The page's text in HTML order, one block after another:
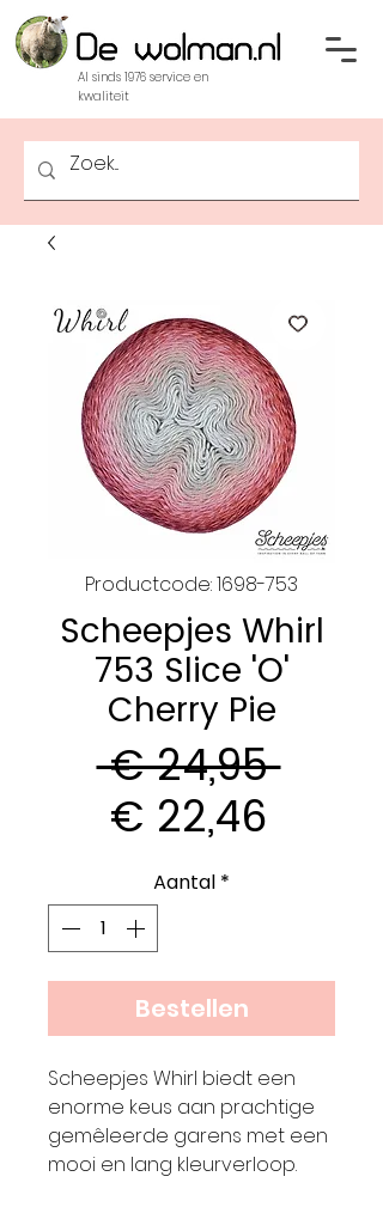
Al sinds 1976 service en
kwaliteit
Productcode: 1698-753
Scheepjes Whirl
753 Slice 'O'
Cherry Pie
€ 24,95
€ 22,46
Aantal *
Bestellen
Scheepjes Whirl biedt een
enorme keus aan prachtige
gemêleerde garens met een
mooi en lang kleurverloop.